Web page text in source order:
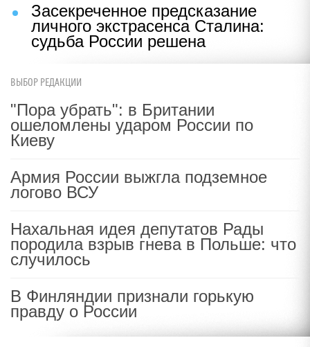
Засекреченное предсказание
личного экстрасенса Сталина:
судьба России решена
ВЫБОР РЕДАКЦИИ
"Пора убрать": в Британии
ошеломлены ударом России по
Киеву
Армия России выжгла подземное
логово ВСУ
Нахальная идея депутатов Рады
породила взрыв гнева в Польше: что
случилось
В Финляндии признали горькую
правду о России